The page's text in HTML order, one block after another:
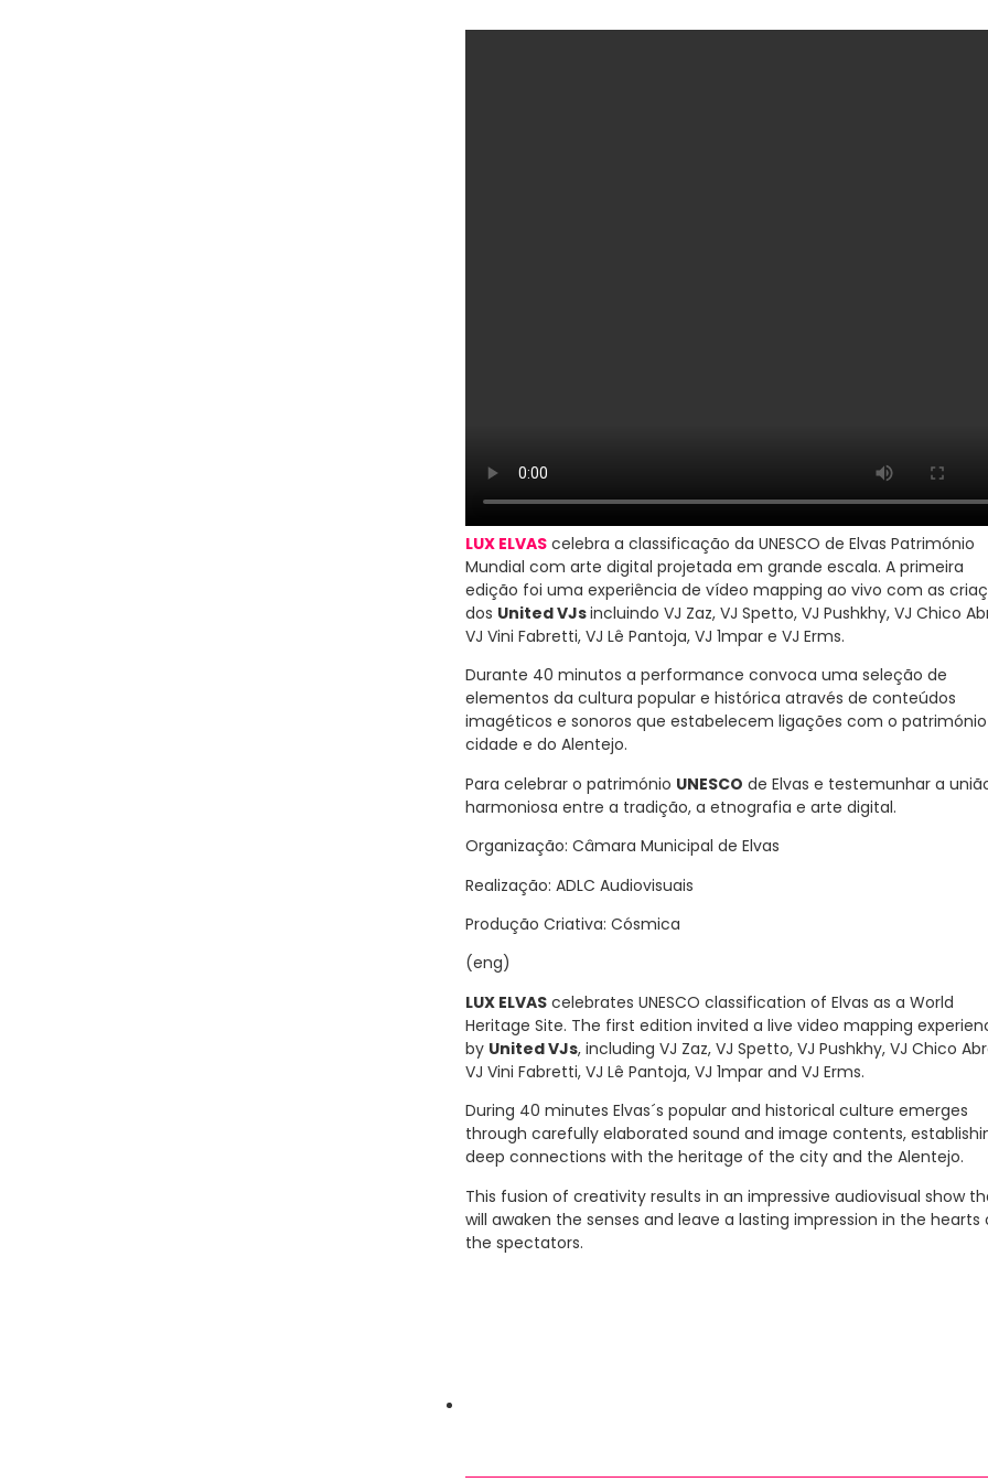
LUX ELVAS celebra a classificação da UNESCO de Elvas Património
Mundial com arte digital projetada em grande escala. A primeira
edição foi uma experiência de vídeo mapping ao vivo com as
dos United VJsincluindo VJ Zaz, VJ Spetto, VJ Pushkhy, VJ Chico
VJ Vini Fabretti, VJ Lê Pantoja, VJ 1mpar e VJ Erms.
Durante 40 minutos a performance convoca uma seleção de
elementos da cultura popular e histórica através de conteúdos
imagéticos e sonoros que estabelecem ligações com o
cidade e do Alentejo.
Para celebrar o património UNESCO de Elvas e testemunhar a
harmoniosa entre a tradição, a etnografia e arte digital.
Organização: Câmara Municipal de Elvas
Realização: ADLC Audiovisuais
Produção Criativa: Cósmica
(eng)
LUX ELVAS celebrates UNESCO classification of Elvas as a World
Heritage Site. The first edition invited a live video mapping
by United VJs, including VJ Zaz, VJ Spetto, VJ Pushkhy, VJ Chico
VJ Vini Fabretti, VJ Lê Pantoja, VJ 1mpar and VJ Erms.
During 40 minutes Elvas´s popular and historical culture emerges
through carefully elaborated sound and image contents,
deep connections with the heritage of the city and the Alentejo.
This fusion of creativity results in an impressive audiovisual show
will awaken the senses and leave a lasting impression in the hearts
the spectators.